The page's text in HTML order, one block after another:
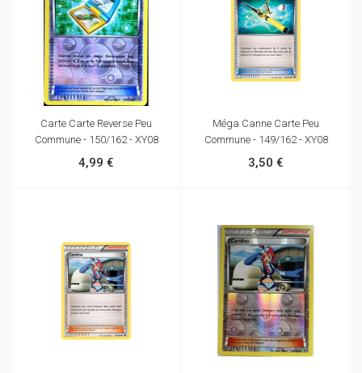
Carte Carte Reverse Peu
Commune - 150/162 - XY08
4,99 €
Méga Canne Carte Peu
Commune - 149/162 - XY08
3,50 €